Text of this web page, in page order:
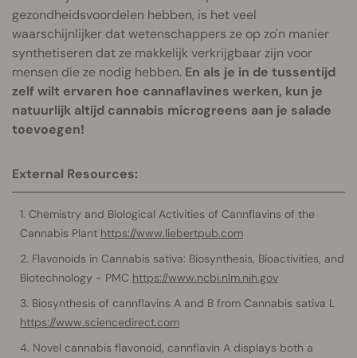
gezondheidsvoordelen hebben, is het veel
waarschijnlijker dat wetenschappers ze op zo'n manier
synthetiseren dat ze makkelijk verkrijgbaar zijn voor
mensen die ze nodig hebben. En als je in de tussentijd
zelf wilt ervaren hoe cannaflavines werken, kun je
natuurlijk altijd cannabis microgreens aan je salade
toevoegen!
External Resources:
Chemistry and Biological Activities of Cannflavins of the
Cannabis Plant https://www.liebertpub.com
Flavonoids in Cannabis sativa: Biosynthesis, Bioactivities, and
Biotechnology - PMC https://www.ncbi.nlm.nih.gov
Biosynthesis of cannflavins A and B from Cannabis sativa L
https://www.sciencedirect.com
Novel cannabis flavonoid, cannflavin A displays both a